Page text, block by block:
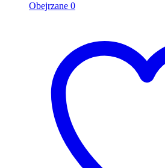
Obejrzane 0